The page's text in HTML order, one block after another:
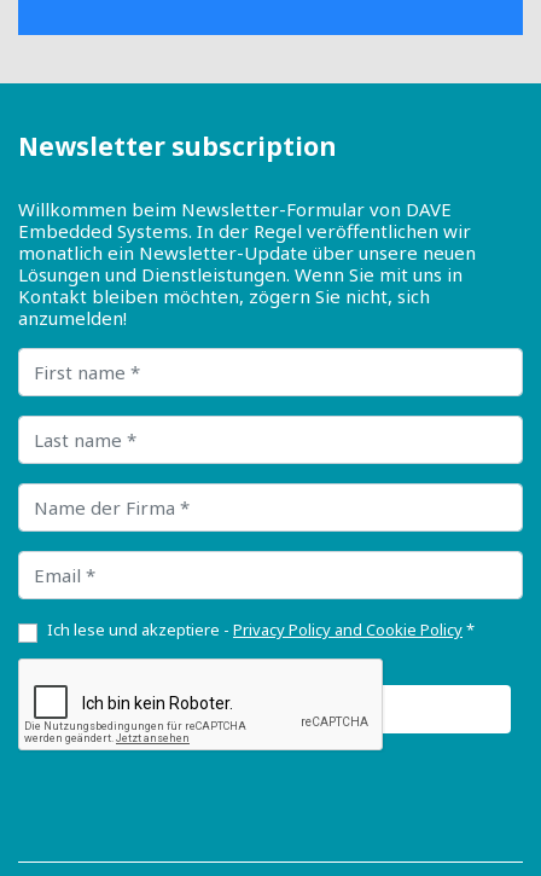
Newsletter subscription
Willkommen beim Newsletter-Formular von DAVE
Embedded Systems. In der Regel veröffentlichen wir
monatlich ein Newsletter-Update über unsere neuen
Lösungen und Dienstleistungen. Wenn Sie mit uns in
Kontakt bleiben möchten, zögern Sie nicht, sich
anzumelden!
First name
Last name
Name der Firma
Email
Ich lese und akzeptiere - Privacy Policy and Cookie Policy*